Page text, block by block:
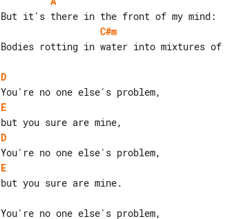
C#m
Bodies rotting in water into mixtures
D
E
D
E
but you sure are mine.